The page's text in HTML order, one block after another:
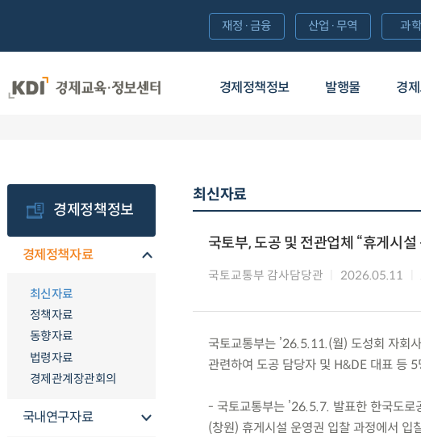
경제정책정보 발행물 경
재정·금융 산업·무역 과
경제정책정보
경제정책자료
최신자료
정책자료
동향자료
법령자료
경제관계장관회의
국내연구자료
최신자료
국토부, 도공 및 전관업체 “휴게시
국토교통부 감사담당관 2026.05.11
국토교통부는 ’26.5.11.(월) 도성회 자회
관련하여 도공 담당자 및 H&DE 대표 등
- 국토교통부는 ’26.5.7. 발표한 한국도로
(창원) 휴게시설 운영권 입찰 과정에서